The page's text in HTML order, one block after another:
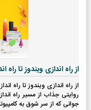
از راه اندازی ویندوز تا
از راه اندازی ویندوز تا راه
جوانی که از سر شوق به